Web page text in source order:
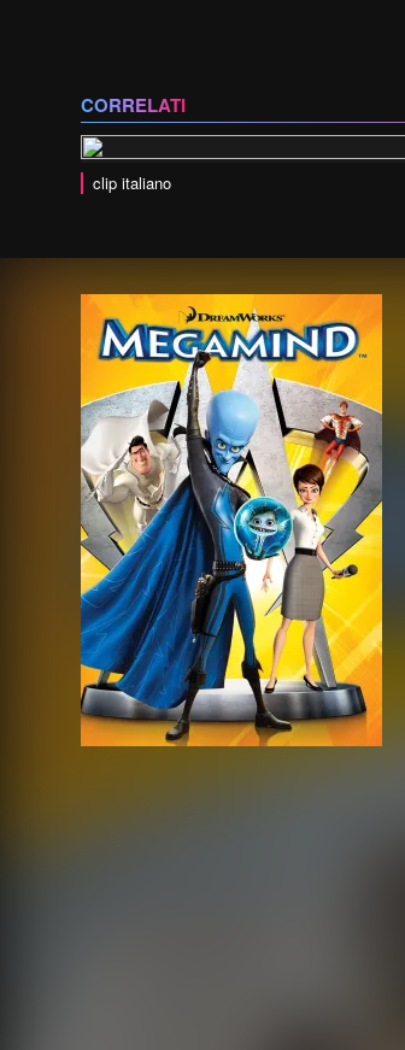
CORRELATI
clip italiano